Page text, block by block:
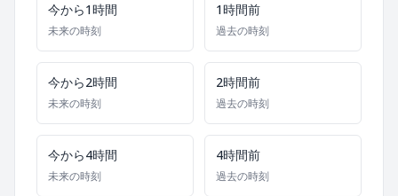
今から1時間
未来の時刻
1時間前
過去の時刻
今から2時間
未来の時刻
2時間前
過去の時刻
今から4時間
未来の時刻
4時間前
過去の時刻